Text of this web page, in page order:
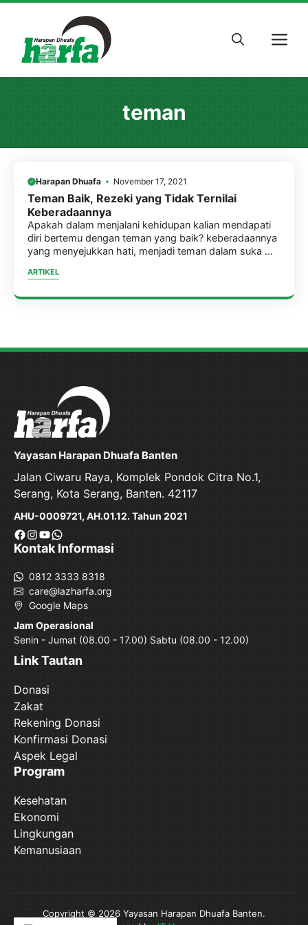
content
teman
Harapan Dhuafa November 17, 2021
Teman Baik, Rezeki yang Tidak Ternilai
Keberadaannya
Apakah dalam menjalani kehidupan kalian mendapati
diri bertemu dengan teman yang baik? keberadaannya
yang menyejukkan hati, menjadi teman dalam suka ...
ARTIKEL
Yayasan Harapan Dhuafa Banten
Jalan Ciwaru Raya, Komplek Pondok Citra No.1,
Serang, Kota Serang, Banten. 42117
AHU-0009721, AH.01.12. Tahun 2021
Facebook
Instagram
YouTube
WhatsApp
Kontak Informasi
0812 3333 8318
care@lazharfa.org
Google Maps
Jam Operasional
Senin - Jumat (08.00 - 17.00) Sabtu (08.00 - 12.00)
Link Tautan
Donasi
Zakat
Rekening Donasi
Konfirmasi Donasi
Aspek Legal
Program
Kesehatan
Ekonomi
Lingkungan
Kemanusiaan
Copyright © 2026 Yayasan Harapan Dhuafa Banten.